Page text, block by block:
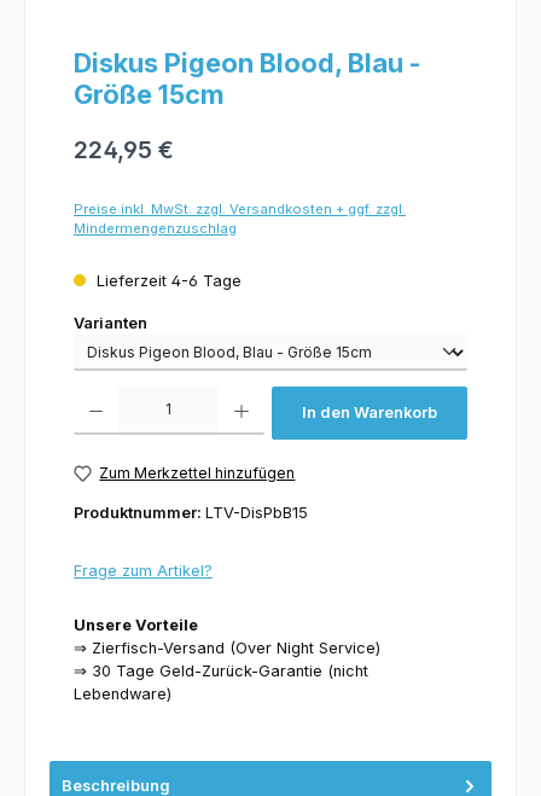
Diskus Pigeon Blood, Blau -
Größe 15cm
224,95 €
Preise inkl. MwSt. zzgl. Versandkosten + ggf. zzgl.
Mindermengenzuschlag
Lieferzeit 4-6 Tage
Varianten
Varianten
In den Warenkorb
Zum Merkzettel hinzufügen
Produktnummer: LTV-DisPbB15
Frage zum Artikel?
Unsere Vorteile
⇒ Zierfisch-Versand (Over Night Service)
⇒ 30 Tage Geld-Zurück-Garantie (nicht
Lebendware)
Beschreibung